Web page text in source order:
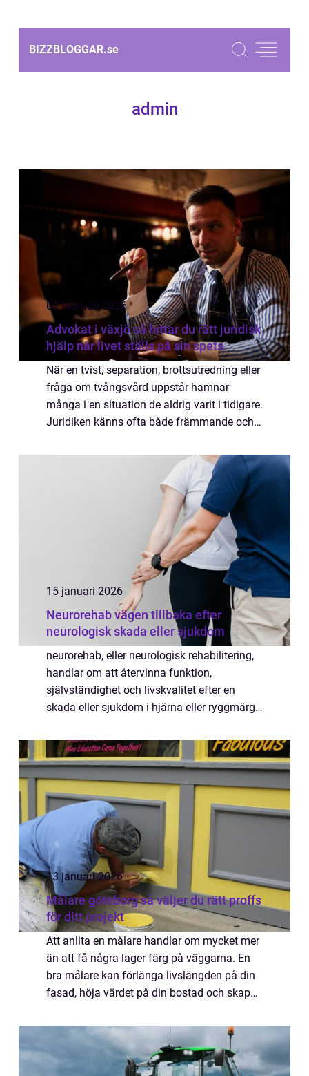
BIZZBLOGGAR.se
admin
01 februari 2026
Advokat i växjö så hittar du rätt juridisk
hjälp när livet ställs på sin spets
När en tvist, separation, brottsutredning eller
fråga om tvångsvård uppstår hamnar
många i en situation de aldrig varit i tidigare.
Juridiken känns ofta både främmande och
lägen stor betydelse för framtiden f...
15 januari 2026
Neurorehab vägen tillbaka efter
neurologisk skada eller sjukdom
neurorehab, eller neurologisk rehabilitering,
handlar om att återvinna funktion,
självständighet och livskvalitet efter en
skada eller sjukdom i hjärna eller ryggmärg.
ge personen möjlighet att återta kon...
13 januari 2026
Målare göteborg så väljer du rätt proffs
för ditt projekt
Att anlita en målare handlar om mycket mer
än att få några lager färg på väggarna. En
bra målare kan förlänga livslängden på din
fasad, höja värdet på din bostad och skapa
och personlig. I en stad som Göteborg, m...